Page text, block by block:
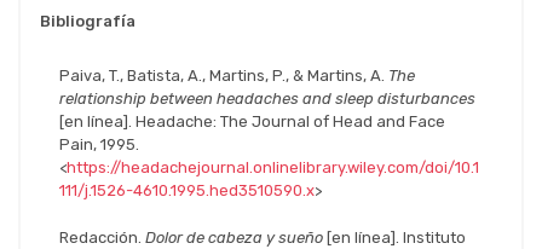
Bibliografía
Paiva, T., Batista, A., Martins, P., & Martins, A. The
relationship between headaches and sleep disturbances
[en línea]. Headache: The Journal of Head and Face
Pain, 1995.
<https://headachejournal.onlinelibrary.wiley.com/doi/10.1
111/j.1526-4610.1995.hed3510590.x>
Redacción. Dolor de cabeza y sueño [en línea]. Instituto